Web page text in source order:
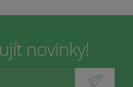
novinky!